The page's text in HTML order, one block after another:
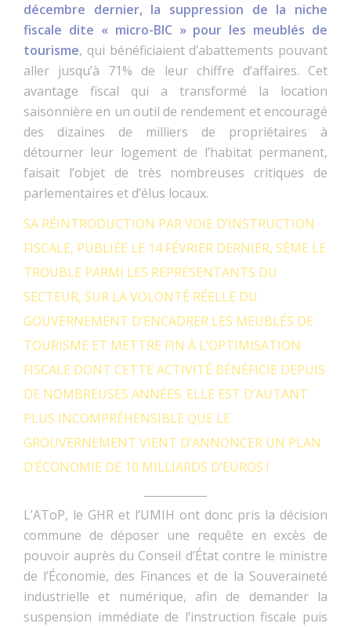
décembre dernier, la suppression de la niche
fiscale dite « micro-BIC » pour les meublés de
tourisme, qui bénéficiaient d’abattements pouvant
aller jusqu’à 71% de leur chiffre d’affaires. Cet
avantage fiscal qui a transformé la location
saisonnière en un outil de rendement et encouragé
des dizaines de milliers de propriétaires à
détourner leur logement de l’habitat permanent,
faisait l’objet de très nombreuses critiques de
parlementaires et d’élus locaux.
SA RÉINTRODUCTION PAR VOIE D’INSTRUCTION
FISCALE, PUBLIÉE LE 14 FÉVRIER DERNIER, SÈME LE
TROUBLE PARMI LES REPRÉSENTANTS DU
SECTEUR, SUR LA VOLONTÉ RÉELLE DU
GOUVERNEMENT D’ENCADRER LES MEUBLÉS DE
TOURISME ET METTRE FIN À L’OPTIMISATION
FISCALE DONT CETTE ACTIVITÉ BÉNÉFICIE DEPUIS
DE NOMBREUSES ANNÉES. ELLE EST D’AUTANT
PLUS INCOMPRÉHENSIBLE QUE LE
GROUVERNEMENT VIENT D’ANNONCER UN PLAN
D’ÉCONOMIE DE 10 MILLIARDS D’EUROS !
L’AToP, le GHR et l’UMIH ont donc pris la décision
commune de déposer une requête en excès de
pouvoir auprès du Conseil d’État contre le ministre
de l’Économie, des Finances et de la Souveraineté
industrielle et numérique, afin de demander la
suspension immédiate de l’instruction fiscale puis